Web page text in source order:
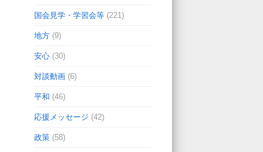
国会見学・学習会等 (221)
地方 (9)
安心 (30)
対談動画 (6)
平和 (46)
応援メッセージ (42)
政策 (58)